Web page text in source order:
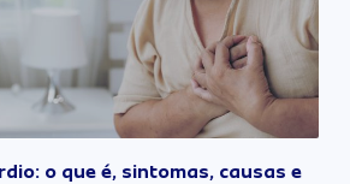
o que é, sintomas, causas e